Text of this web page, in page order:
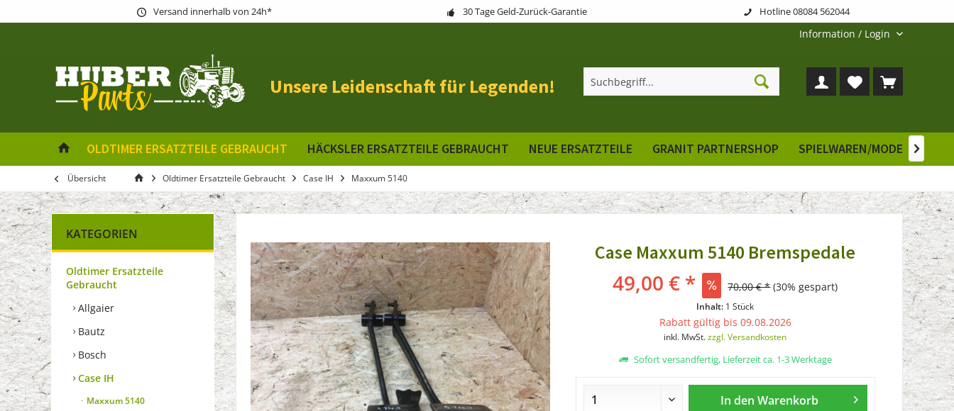
Versand innerhalb von 24h* 30 Tage Geld-Zurück-Garantie Hotline 08084 562044
Information / Login
Unsere Leidenschaft für Legenden!
OLDTIMER ERSATZTEILE GEBRAUCHT HÄCKSLER ERSATZTEILE GEBRAUCHT NEUE ERSATZTEILE GRANIT PARTNERSHOP SPIELWAREN/MODELLE

Übersicht Oldtimer Ersatzteile Gebraucht Case IH Maxxum 5140
KATEGORIEN
Oldtimer Ersatzteile
Gebraucht
Allgaier
Bautz
Bosch
Case IH
Maxxum 5140
Case Maxxum 5140 Bremspedale
49,00 € * 70,00 € * (30% gespart)
Inhalt: 1 Stück
Rabatt gültig bis 09.08.2026
inkl. MwSt.zzgl. Versandkosten
Sofort versandfertig, Lieferzeit ca. 1-3 Werktage
In den Warenkorb